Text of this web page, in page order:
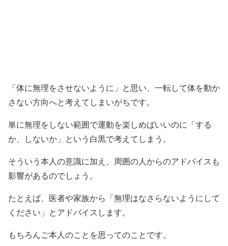
「体に無理をさせないように」と思い、一転して体を動か
さない方向へと考えてしまいがちです。
単に無理をしない範囲で運動を楽しめばいいのに「する
か、しないか」という白黒で考えてしまう。
そういう本人の意識に加え、周囲の人からのアドバイスも
影響があるのでしょう。
たとえば、医者や家族から「無理はなさらないようにして
ください」とアドバイスします。
もちろんご本人のことを思ってのことです。